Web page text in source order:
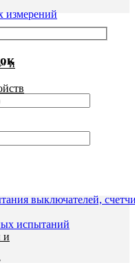
измерений
и
выключателей,
испытаний
и